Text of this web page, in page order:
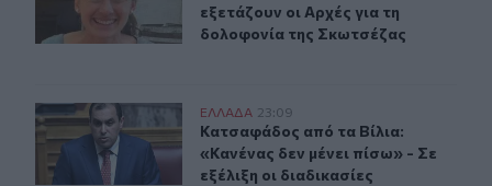
εξετάζουν οι Αρχές για τη
δολοφονία της Σκωτσέζας
Kατσαφάδος: «Το μήνυμα είναι ένα και απλό. Κανένας
ΕΛΛAΔΑ 23:09
Κατσαφάδος από τα Βίλια:
Κατσαφάδος από τα Βίλια:
«Κανένας δεν μένει πίσω» - Σε
εξέλιξη οι διαδικασίες